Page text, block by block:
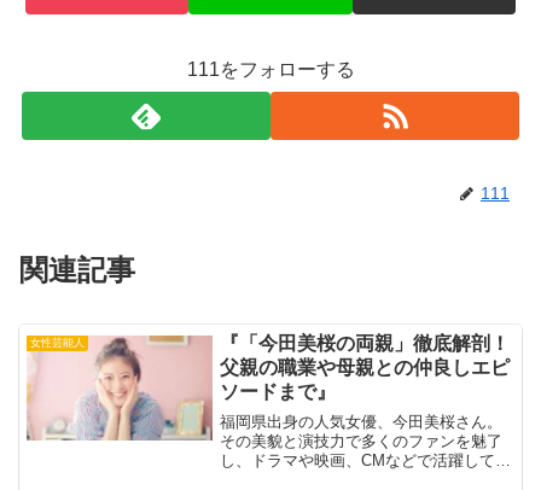
111をフォローする
111
関連記事
女性芸能人
『「今田美桜の両親」徹底解剖！
父親の職業や母親との仲良しエピ
ソードまで』
福岡県出身の人気女優、今田美桜さん。
その美貌と演技力で多くのファンを魅了
し、ドラマや映画、CMなどで活躍してい